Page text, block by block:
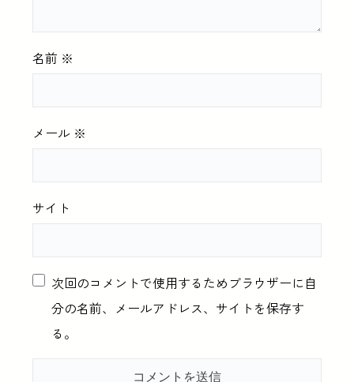
名前 ※
メール ※
サイト
次回のコメントで使用するためブラウザーに自
分の名前、メールアドレス、サイトを保存す
る。